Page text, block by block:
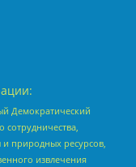
Демократический
природных ресурсов,
извлечения